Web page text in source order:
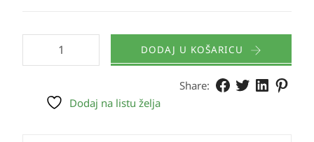
DODAJ U KOŠARICU
Share:
Dodaj na listu želja